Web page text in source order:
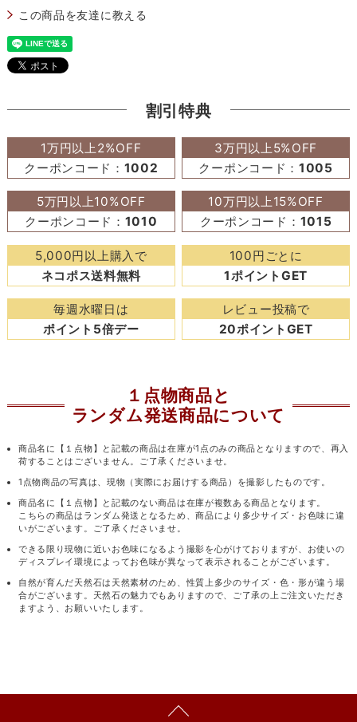
この商品を友達に教える
割引特典
1万円以上2%OFF
クーポンコード： 1002
3万円以上5%OFF
クーポンコード：1005
5万円以上10%OFF
クーポンコード： 1010
10万円以上15%OFF
クーポンコード： 1015
5,000円以上購入で
ネコポス送料無料
100円ごとに
1ポイントGET
毎週水曜日は
ポイント5倍デー
レビュー投稿で
20ポイントGET
１点物商品と
ランダム発送商品について
商品名に【１点物】と記載の商品は在庫が1点のみの商品となりますので、再入
荷することはございません。ご了承くださいませ。
1点物商品の写真は、現物（実際にお届けする商品）を撮影したものです。
商品名に【１点物】と記載のない商品は在庫が複数ある商品となります。
こちらの商品はランダム発送となるため、商品により多少サイズ・お色味に違
いがございます。ご了承くださいませ。
できる限り現物に近いお色味になるよう撮影を心がけておりますが、お使いの
ディスプレイ環境によってお色味が異なって表示されることがございます。
自然が育んだ天然石は天然素材のため、性質上多少のサイズ・色・形が違う場
合がございます。天然石の魅力でもありますので、ご了承の上ご注文いただき
ますよう、お願いいたします。